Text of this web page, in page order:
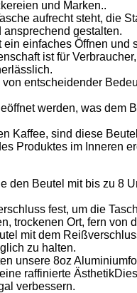
und Marken..
aufrecht steht, die
gestalten.
einfaches Öffnen und
ist für
entscheidender
werden, was dem
Kaffee, sind diese
Produktes im Inneren
den Beutel mit bis zu 8
fest, um die
trockenen Ort, fern von
mit dem
zu halten.
unsere 8oz
raffinierte
verbessern.